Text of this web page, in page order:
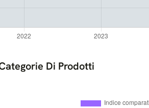
Di Prodotti